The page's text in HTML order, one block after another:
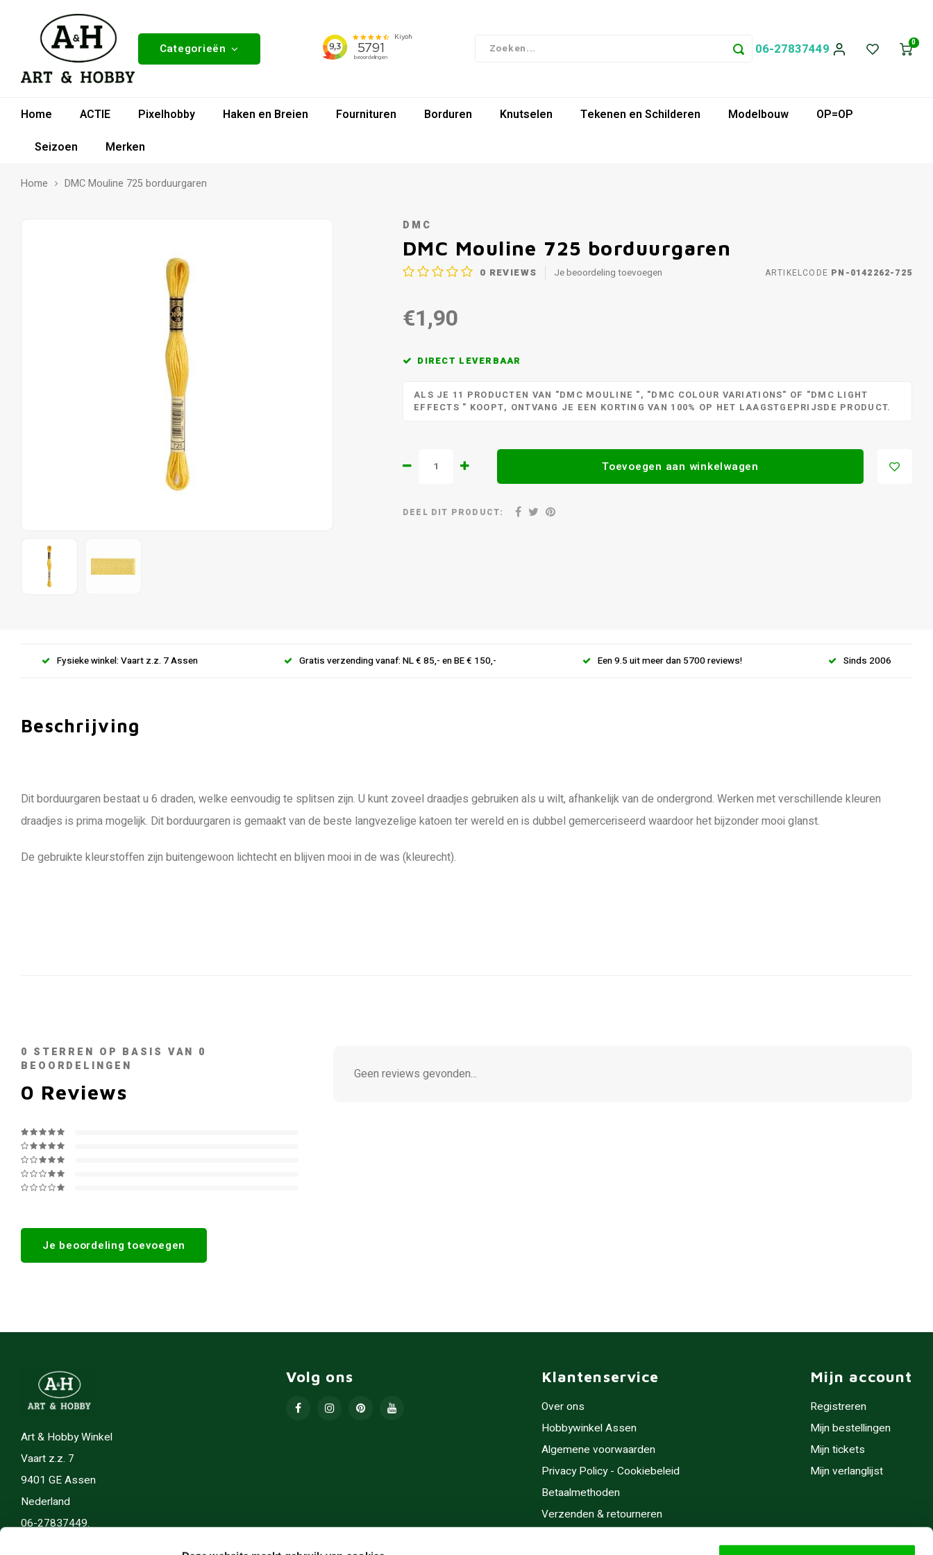
Categorieën 06-27837449 0
Home ACTIE Pixelhobby Haken en Breien Fournituren Borduren Knutselen Tekenen en Schilderen Modelbouw
OP=OP
Seizoen
Merken
Home DMC Mouline 725 borduurgaren
DMC
DMC Mouline 725 borduurgaren
0 REVIEWS Je beoordeling toevoegen ARTIKELCODE PN-0142262-725
€1,90
DIRECT LEVERBAAR
ALS JE 11 PRODUCTEN VAN "DMC MOULINE ", "DMC COLOUR VARIATIONS" OF "DMC LIGHT
EFFECTS " KOOPT, ONTVANG JE EEN KORTING VAN 100% OP HET LAAGSTGEPRIJSDE PRODUCT.
Toevoegen aan winkelwagen
DEEL DIT PRODUCT:
Fysieke winkel: Vaart z.z. 7 Assen Gratis verzending vanaf: NL € 85,- en BE € 150,- Een 9.5 uit meer dan 5700 reviews! Sinds 2006
Beschrijving
Dit borduurgaren bestaat u 6 draden, welke eenvoudig te splitsen zijn. U kunt zoveel draadjes gebruiken als u wilt, afhankelijk van de ondergrond. Werken met verschillende kleuren
draadjes is prima mogelijk. Dit borduurgaren is gemaakt van de beste langvezelige katoen ter wereld en is dubbel gemerceriseerd waardoor het bijzonder mooi glanst.
De gebruikte kleurstoffen zijn buitengewoon lichtecht en blijven mooi in de was (kleurecht).
0 STERREN OP BASIS VAN 0
BEOORDELINGEN
0 Reviews
Je beoordeling toevoegen
Geen reviews gevonden...
Art & Hobby Winkel
Vaart z.z. 7
9401 GE Assen
Nederland
06-27837449.
Volg ons Klantenservice
Over ons
Hobbywinkel Assen
Algemene voorwaarden
Privacy Policy - Cookiebeleid
Betaalmethoden
Verzenden & retourneren
Mijn account
Registreren
Mijn bestellingen
Mijn tickets
Mijn verlanglijst